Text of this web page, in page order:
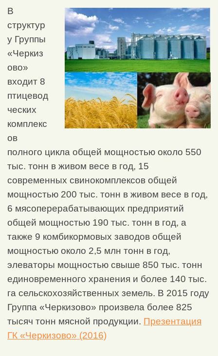
В
структур
у Группы
«Черкиз
ово»
входит 8
птицевод
ческих
комплекс
ов
полного цикла общей мощностью около 550
тыс. тонн в живом весе в год, 15
современных свинокомплексов общей
мощностью 200 тыс. тонн в живом весе в год,
6 мясоперерабатывающих предприятий
общей мощностью 190 тыс. тонн в год, а
также 9 комбикормовых заводов общей
мощностью около 2,5 млн тонн в год,
элеваторы мощностью свыше 850 тыс. тонн
единовременного хранения и более 140 тыс.
га сельскохозяйственных земель. В 2015 году
Группа «Черкизово» произвела более 825
тысяч тонн мясной продукции. Презентация
ГК «Черкизово» (2016)